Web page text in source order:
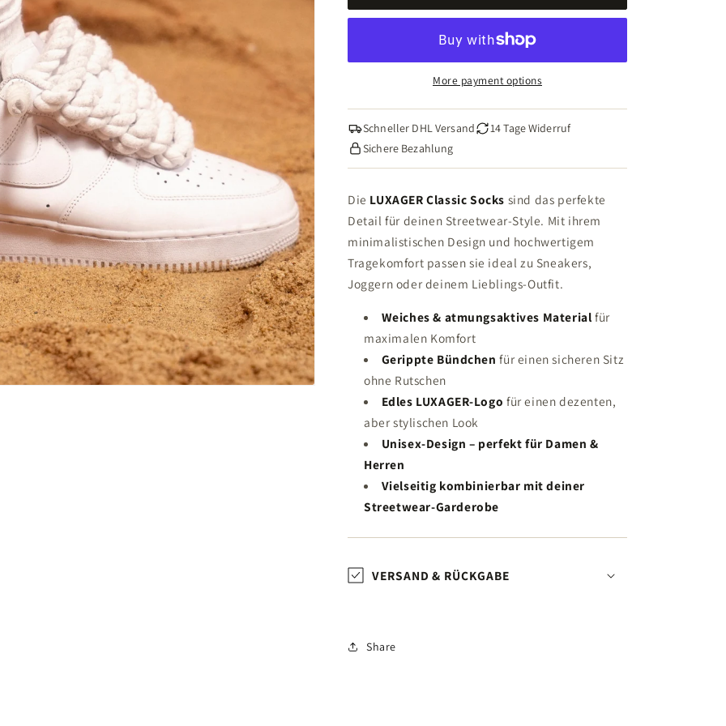
More payment options
Schneller DHL Versand
14 Tage Widerruf
Sichere Bezahlung
Die LUXAGER Classic Socks sind das perfekte
Detail für deinen Streetwear-Style. Mit ihrem
minimalistischen Design und hochwertigem
Tragekomfort passen sie ideal zu Sneakers,
Joggern oder deinem Lieblings-Outfit.
Weiches & atmungsaktives Material für
maximalen Komfort
Gerippte Bündchen für einen sicheren Sitz
ohne Rutschen
Edles LUXAGER-Logo für einen dezenten,
aber stylischen Look
Unisex-Design – perfekt für Damen &
Herren
Vielseitig kombinierbar mit deiner
Streetwear-Garderobe
VERSAND & RÜCKGABE
Share